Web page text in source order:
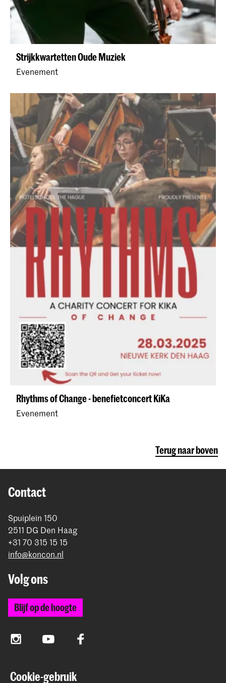
Strijkkwartetten Oude Muziek
Evenement
Rhythms of Change - benefietconcert KiKa
Evenement
Terug naar boven
Contact
Spuiplein 150
2511 DG Den Haag
+31 70 315 15 15
info@koncon.nl
Volg ons
Blijf op de hoogte
InstagramYouTube Facebook
Cookie-gebruik